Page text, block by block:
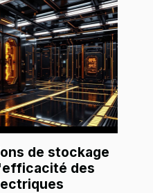
de stockage
des